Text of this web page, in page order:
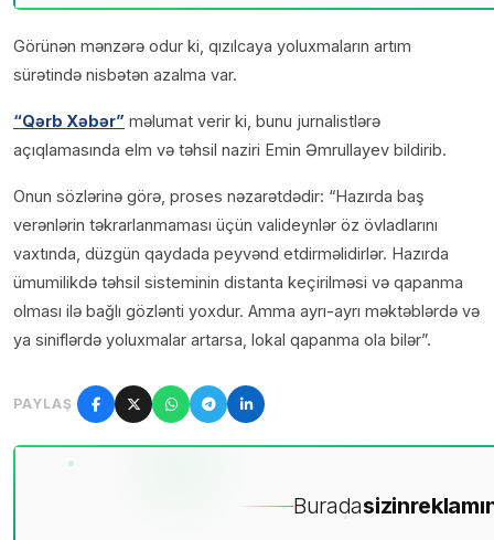
Görünən mənzərə odur ki, qızılcaya yoluxmaların artım
sürətində nisbətən azalma var.
“Qərb Xəbər” məlumat verir ki, bunu jurnalistlərə
açıqlamasında elm və təhsil naziri Emin Əmrullayev bildirib.
Onun sözlərinə görə, proses nəzarətdədir: “Hazırda baş
verənlərin təkrarlanmaması üçün valideynlər öz övladlarını
vaxtında, düzgün qaydada peyvənd etdirməlidirlər. Hazırda
ümumilikdə təhsil sisteminin distanta keçirilməsi və qapanma
olması ilə bağlı gözlənti yoxdur. Amma ayrı-ayrı məktəblərdə və
ya siniflərdə yoluxmalar artarsa, lokal qapanma ola bilər”.
PAYLAŞ
Buradasizin